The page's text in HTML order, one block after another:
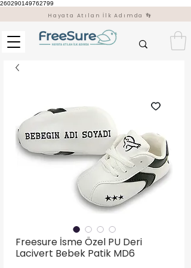
260290149762799
Hayata Atılan İlk Adımda 👣
Freesure İsme Özel PU Deri
Lacivert Bebek Patik MD6